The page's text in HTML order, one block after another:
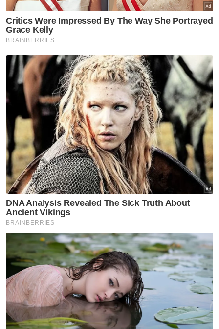
ibunya di Rumah Rakyat Nilai di sini pada Isnin.
Menurutnya, Allahyarhamah isterinya telah
dimasukkan ke hospital pada 4 Ogos dan
kemudian ditidurkan pada 7 Ogos.
Sebelum ditidurkan, katanya, dia dan anak-
anak sempat membuat panggilan video
dengan Allahyarham yang berpesan supaya
menjaga anak lelaki tunggal mereka baik-
baik.
Artikel Berkaitan:
Isteri Pengerusi UMNO Pulau Pinang meninggal dunia
Ustaz Soberi meninggal dunia akibat serangan
jantung
Legenda bola sepak England meninggal dunia
"Saya pun memang tak boleh buat apa
kerana sedang kuarantin di rumah. Hanya
mampu berdoa dari jauh saja. Keesokannya,
anak kami selamat dilahirkan secara
pembedahan, tapi arwah isteri masih tidak
sedarkan diri," katanya yang berniaga kuetiau
goreng sebagai pendapatan.